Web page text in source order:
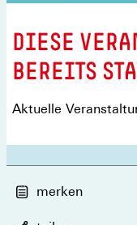
:
DIESE
BEREITS
Aktuelle
merken